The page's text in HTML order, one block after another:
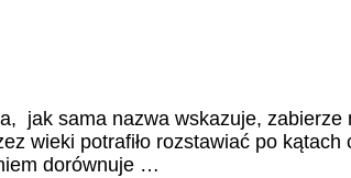
jak sama nazwa wskazuje,
wieki potrafiło rozstawiać po kątach
dorównuje …